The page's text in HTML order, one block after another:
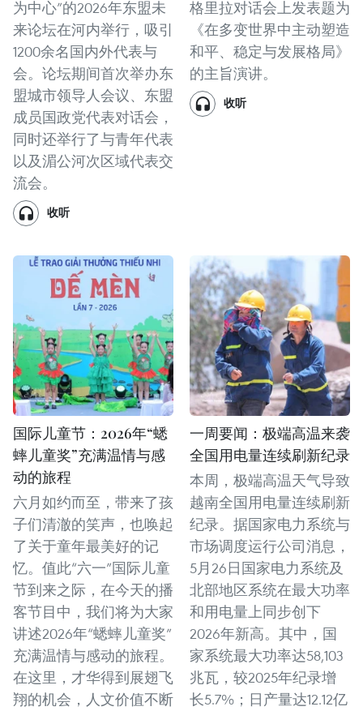
为中心”的2026年东盟未
来论坛在河内举行，吸引
1200余名国内外代表与
会。论坛期间首次举办东
盟城市领导人会议、东盟
成员国政党代表对话会，
同时还举行了与青年代表
以及湄公河次区域代表交
流会。
收听
格里拉对话会上发表题为
《在多变世界中主动塑造
和平、稳定与发展格局》
的主旨演讲。
收听
国际儿童节：2026年“蟋
蟀儿童奖”充满温情与感
动的旅程
六月如约而至，带来了孩
子们清澈的笑声，也唤起
了关于童年最美好的记
忆。值此“六一”国际儿童
节到来之际，在今天的播
客节目中，我们将为大家
讲述2026年“蟋蟀儿童奖”
充满温情与感动的旅程。
在这里，才华得到展翅飞
翔的机会，人文价值不断
一周要闻：极端高温来袭
全国用电量连续刷新纪录
本周，极端高温天气导致
越南全国用电量连续刷新
纪录。据国家电力系统与
市场调度运行公司消息，
5月26日国家电力系统及
北部地区系统在最大功率
和用电量上同步创下
2026年新高。其中，国
家系统最大功率达58,103
兆瓦，较2025年纪录增
长5.7%；日产量达12.12亿